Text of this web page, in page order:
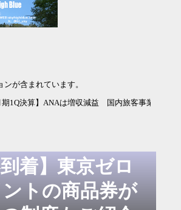
が含まれています。
期3Q決算】サイバーエージェントは増収増益
期1Q決算】NECは増収増益 純利益は2.5倍 通
期1Q決算】ANAは増収減益 国内旅客事業の改
到着】東京ゼロ
トの商品券が